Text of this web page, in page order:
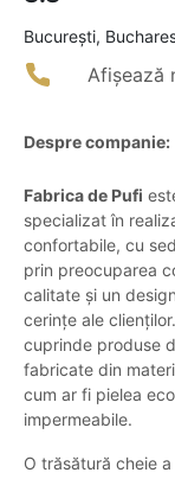
Bucureşti,
Afișează
Despre companie:
Fabrica de Pufi
specializat în
confortabile, cu
prin preocuparea
calitate și un
cerințe ale
cuprinde produse
fabricate din
cum ar fi pielea
impermeabile.
O trăsătură cheie